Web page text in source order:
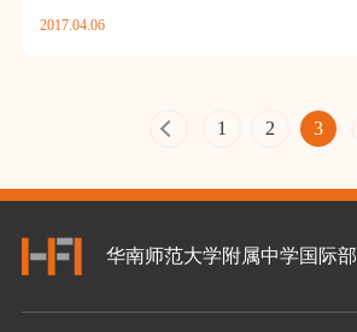
2017.04.06
1 2 3
华南师范大学附属中学国际部